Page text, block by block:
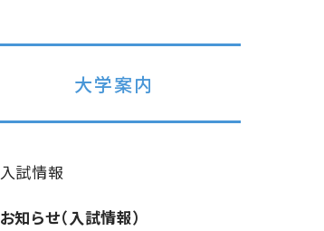
大学案内
入試情報
お知らせ（入試情報）